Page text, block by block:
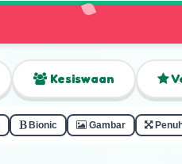
Selamat Datang di
Kesiswaan
Bionic Gambar